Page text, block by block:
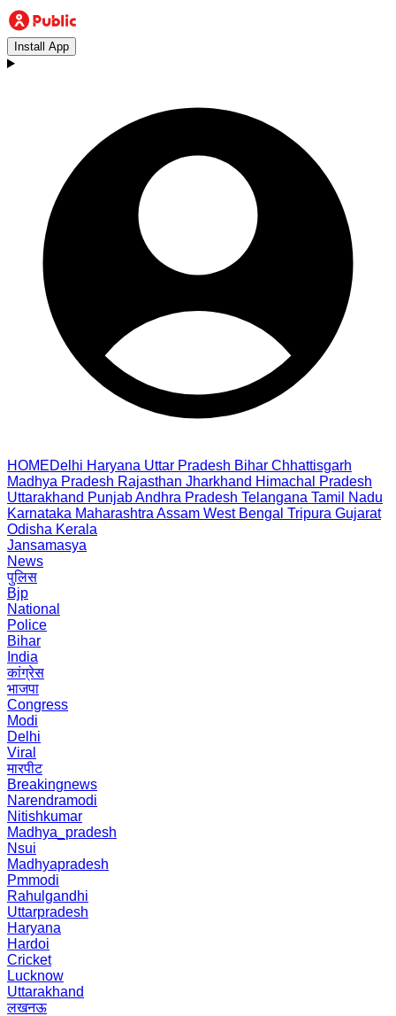
Install App
HOMEDelhi Haryana Uttar Pradesh Bihar Chhattisgarh
Madhya Pradesh Rajasthan Jharkhand Himachal Pradesh
Uttarakhand PunjabAndhra Pradesh Telangana Tamil Nadu
Karnataka Maharashtra Assam West Bengal Tripura Gujarat
Odisha Kerala
Jansamasya
News
पुलिस
Bjp
National
Police
Bihar
India
कांग्रेस
भाजपा
Congress
Modi
Delhi
Viral
मारपीट
Breakingnews
Narendramodi
Nitishkumar
Madhya_pradesh
Nsui
Madhyapradesh
Pmmodi
Rahulgandhi
Uttarpradesh
Haryana
Hardoi
Cricket
Lucknow
Uttarakhand
लखनऊ